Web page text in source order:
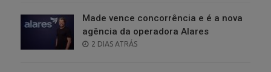
Made vence concorrência e é a nova
agência da operadora Alares
POSTED
2 DIAS ATRÁS